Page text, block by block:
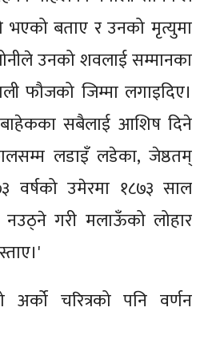
भएको बताए र उनको मृत्युमा
उनको शवलाई सम्मानका
फौजको जिम्मा लगाइदिए।
बाहेकका सबैलाई आशिष दिने
लडाइँ लडेका, जेष्ठतम्
वर्षको उमेरमा १८७३ साल
गरी मलाऊँको लोहार
अर्को चरित्रको पनि वर्णन